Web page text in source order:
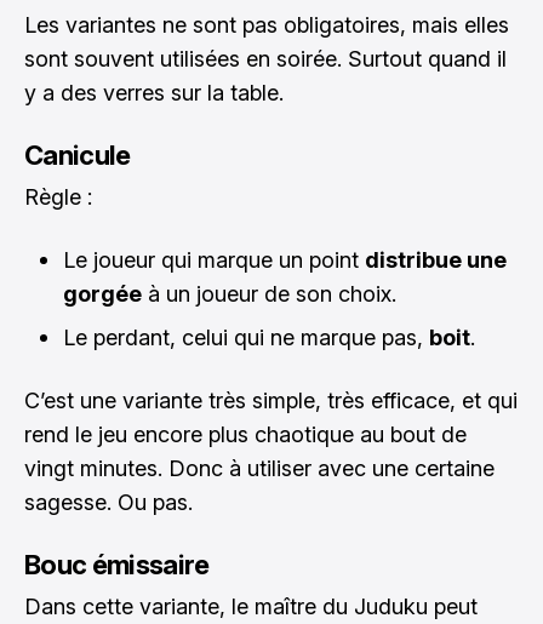
Les variantes ne sont pas obligatoires, mais elles
sont souvent utilisées en soirée. Surtout quand il
y a des verres sur la table.
Canicule
Règle :
Le joueur qui marque un point distribue une
gorgée à un joueur de son choix.
Le perdant, celui qui ne marque pas, boit.
C’est une variante très simple, très efficace, et qui
rend le jeu encore plus chaotique au bout de
vingt minutes. Donc à utiliser avec une certaine
sagesse. Ou pas.
Bouc émissaire
Dans cette variante, le maître du Juduku peut